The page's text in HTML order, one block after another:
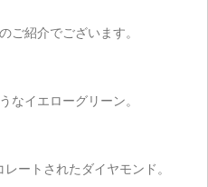
ご紹介でございます。
なイエローグリーン。
ートされたダイヤモンド。